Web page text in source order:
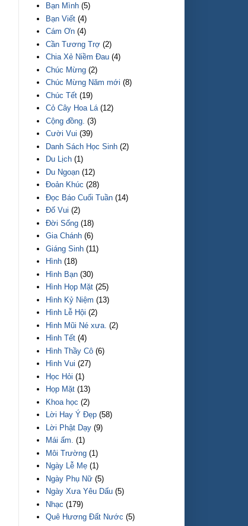
Bạn Mình (5)
Bạn Viết (4)
Cám Ơn (4)
Cần Tương Trợ (2)
Chia Xẻ Niềm Đau (4)
Chúc Mừng (2)
Chúc Mừng Năm mới (8)
Chúc Tết (19)
Cỏ Cây Hoa Lá (12)
Cộng đồng. (3)
Cười Vui (39)
Danh Sách Học Sinh (2)
Du Lịch (1)
Du Ngoạn (12)
Đoản Khúc (28)
Đọc Báo Cuối Tuần (14)
Đố Vui (2)
Đời Sống (18)
Gia Chánh (6)
Giáng Sinh (11)
Hình (18)
Hình Bạn (30)
Hình Họp Mặt (25)
Hình Kỷ Niệm (13)
Hình Lễ Hội (2)
Hình Mũi Né xưa. (2)
Hình Tết (4)
Hình Thầy Cô (6)
Hình Vui (27)
Học Hỏi (1)
Họp Mặt (13)
Khoa học (2)
Lời Hay Ý Đẹp (58)
Lời Phật Dạy (9)
Mái ấm. (1)
Môi Trường (1)
Ngày Lễ Mẹ (1)
Ngày Phụ Nữ (5)
Ngày Xưa Yêu Dấu (5)
Nhạc (179)
Quê Hương Đất Nước (5)